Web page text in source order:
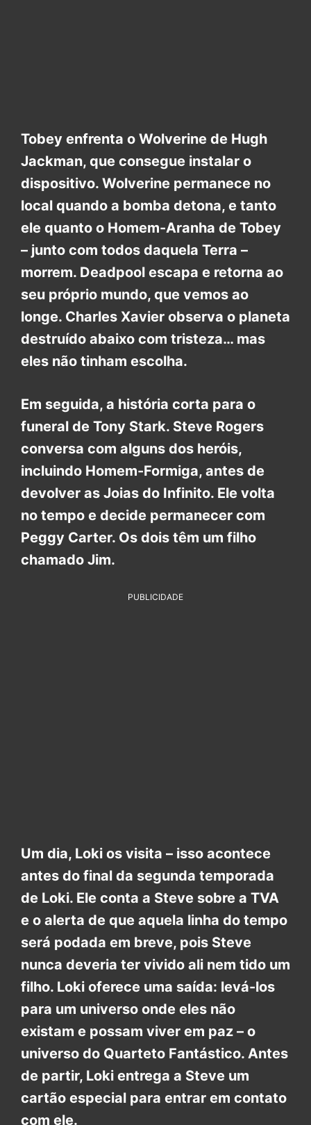
Tobey enfrenta o Wolverine de Hugh
Jackman, que consegue instalar o
dispositivo. Wolverine permanece no
local quando a bomba detona, e tanto
ele quanto o Homem-Aranha de Tobey
– junto com todos daquela Terra –
morrem. Deadpool escapa e retorna ao
seu próprio mundo, que vemos ao
longe. Charles Xavier observa o planeta
destruído abaixo com tristeza… mas
eles não tinham escolha.
Em seguida, a história corta para o
funeral de Tony Stark. Steve Rogers
conversa com alguns dos heróis,
incluindo Homem-Formiga, antes de
devolver as Joias do Infinito. Ele volta
no tempo e decide permanecer com
Peggy Carter. Os dois têm um filho
chamado Jim.
PUBLICIDADE
Um dia, Loki os visita – isso acontece
antes do final da segunda temporada
de Loki. Ele conta a Steve sobre a TVA
e o alerta de que aquela linha do tempo
será podada em breve, pois Steve
nunca deveria ter vivido ali nem tido um
filho. Loki oferece uma saída: levá-los
para um universo onde eles não
existam e possam viver em paz – o
universo do Quarteto Fantástico. Antes
de partir, Loki entrega a Steve um
cartão especial para entrar em contato
com ele.